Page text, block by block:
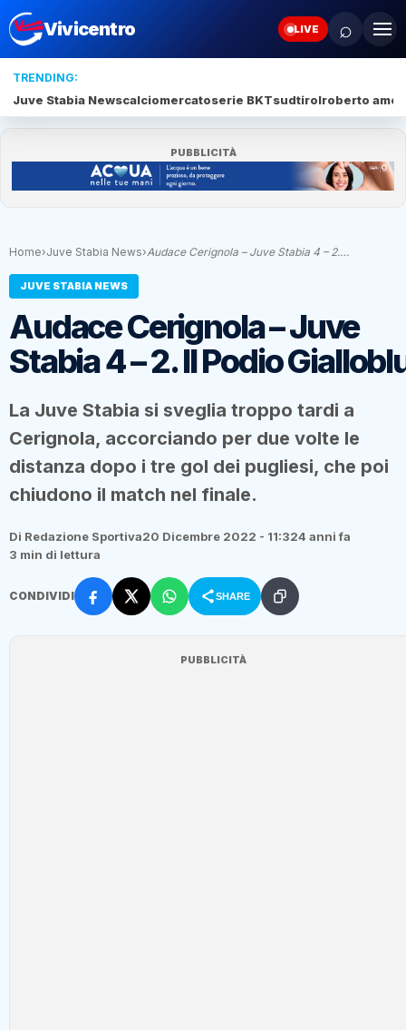
Vivicentro LIVE ⌕
TRENDING:
Juve Stabia Newscalciomercatoserie BKTsudtirolroberto
PUBBLICITÀ
Home›Juve Stabia News›Audace Cerignola – Juve Stabia 4 – 2.…
JUVE STABIA NEWS
Audace Cerignola – Juve
Stabia 4 – 2. Il Podio
La Juve Stabia si sveglia troppo tardi a
Cerignola, accorciando per due volte le
distanza dopo i tre gol dei pugliesi, che poi
chiudono il match nel finale.
Di Redazione Sportiva20 Dicembre 2022 - 11:324 anni fa
3 min di lettura
CONDIVIDI SHARE
PUBBLICITÀ